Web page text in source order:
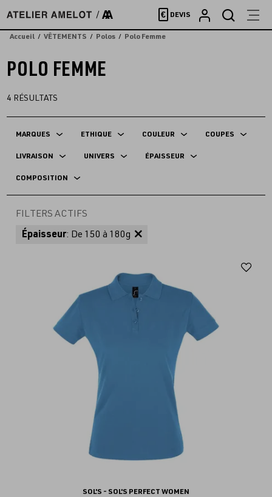
directement
au
€ DEVIS
Accueil VÊTEMENTS Polos Polo Femme
POLO FEMME
4 RÉSULTATS
MARQUES ETHIQUE COULEUR COUPES
LIVRAISON UNIVERS ÉPAISSEUR
COMPOSITION
FILTERS ACTIFS
Épaisseur: De 150 à 180g
SOL'S - SOL'S PERFECT WOMEN